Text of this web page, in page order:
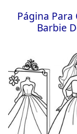
Página Para
Barbie